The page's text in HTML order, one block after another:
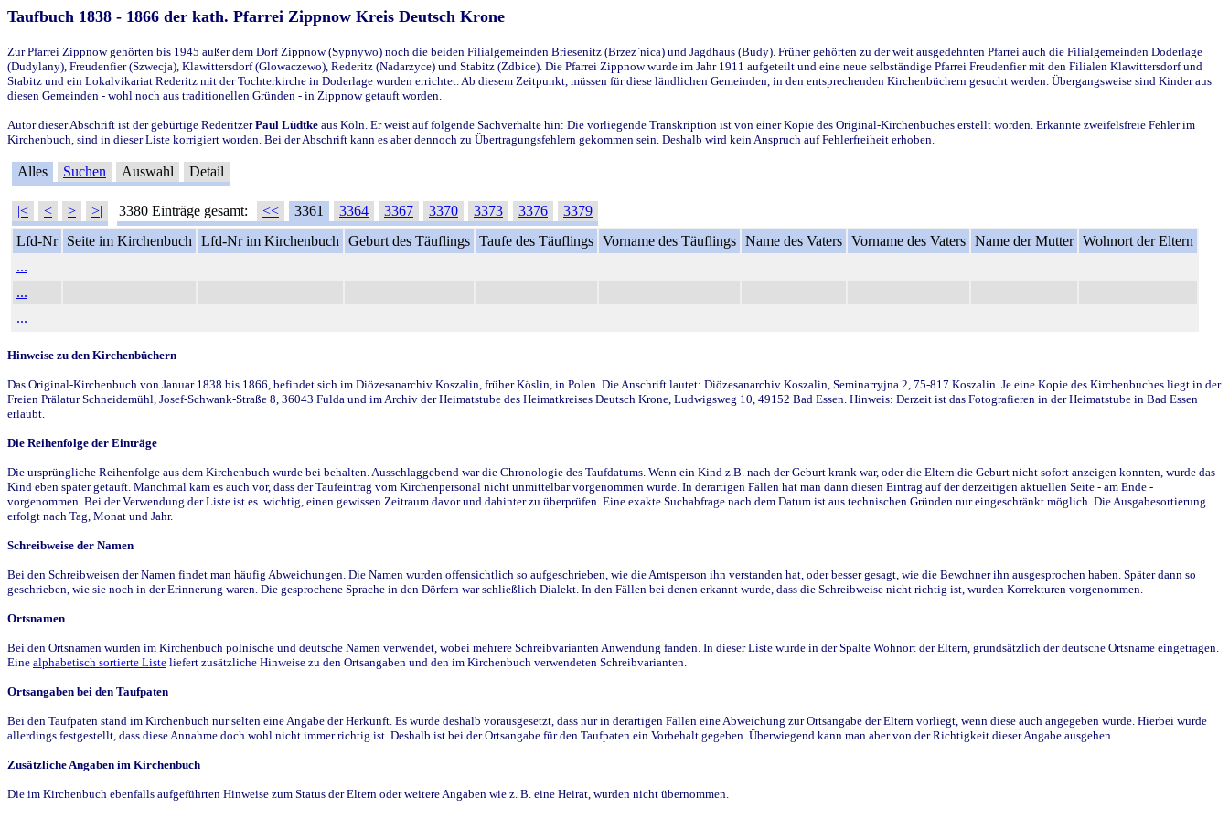
Taufbuch 1838 - 1866 der kath. Pfarrei Zippnow Kreis Deutsch Krone
Zur Pfarrei Zippnow gehörten bis 1945 außer dem Dorf Zippnow (Sypnywo) noch die beiden Filialgemeinden Briesenitz (Brzez`nica) und Jagdhaus (Budy). Früher gehörten zu der weit ausgedehnten Pfarrei auch die Filialgemeinden Doderlage
(Dudylany), Freudenfier (Szwecja), Klawittersdorf (Glowaczewo), Rederitz (Nadarzyce) und Stabitz (Zdbice). Die Pfarrei Zippnow wurde im Jahr 1911 aufgeteilt und eine neue selbständige Pfarrei Freudenfier mit den Filialen Klawittersdorf und
Stabitz und ein Lokalvikariat Rederitz mit der Tochterkirche in Doderlage wurden errichtet. Ab diesem Zeitpunkt, müssen für diese ländlichen Gemeinden, in den entsprechenden Kirchenbüchern gesucht werden. Übergangsweise sind Kinder aus
diesen Gemeinden - wohl noch aus traditionellen Gründen - in Zippnow getauft worden.
Autor dieser Abschrift ist der gebürtige RederitzerPaul Lüdtke aus Köln. Er weist auf folgende Sachverhalte hin: Die vorliegende Transkription ist von einer Kopie des Original-Kirchenbuches erstellt worden. Erkannte zweifelsfreie Fehler im
Kirchenbuch, sind in dieser Liste korrigiert worden. Bei der Abschrift kann es aber dennoch zu Übertragungsfehlern gekommen sein. Deshalb wird kein Anspruch auf Fehlerfreiheit erhoben.
Alles Suchen Auswahl Detail
|< < > >| 3380 Einträge gesamt: << 3361 3364 3367 3370 3373 3376
3379
Lfd-Nr
Seite im Kirchenbuch Lfd-Nr im Kirchenbuch Geburt des Täuflings Taufe des Täuflings Vorname des Täuflings Name des Vaters Vorname des Vaters Name der Mutter Wohnort der Eltern
...
...
...
Hinweise zu den Kirchenbüchern
Das Original-Kirchenbuch von Januar 1838 bis 1866, befindet sich im Diözesanarchiv Koszalin, früher Köslin, in Polen. Die Anschrift lautet: Diözesanarchiv Koszalin, Seminarryjna 2, 75-817 Koszalin. Je eine Kopie des Kirchenbuches liegt in der
Freien Prälatur Schneidemühl, Josef-Schwank-Straße 8, 36043 Fulda und im Archiv der Heimatstube des Heimatkreises Deutsch Krone, Ludwigsweg 10, 49152 Bad Essen. Hinweis: Derzeit ist das Fotografieren in der Heimatstube in Bad Essen
erlaubt.
Die Reihenfolge der Einträge
Die ursprüngliche Reihenfolge aus dem Kirchenbuch wurde bei behalten. Ausschlaggebend war die Chronologie des Taufdatums. Wenn ein Kind z.B. nach der Geburt krank war, oder die Eltern die Geburt nicht sofort anzeigen konnten, wurde das
Kind eben später getauft. Manchmal kam es auch vor, dass der Taufeintrag vom Kirchenpersonal nicht unmittelbar vorgenommen wurde. In derartigen Fällen hat man dann diesen Eintrag auf der derzeitigen aktuellen Seite - am Ende -
vorgenommen. Bei der Verwendung der Liste ist es wichtig, einen gewissen Zeitraum davor und dahinter zu überprüfen. Eine exakte Suchabfrage nach dem Datum ist aus technischen Gründen nur eingeschränkt möglich. Die Ausgabesortierung
erfolgt nach Tag, Monat und Jahr.
Schreibweise der Namen
Bei den Schreibweisen der Namen findet man häufig Abweichungen. Die Namen wurden offensichtlich so aufgeschrieben, wie die Amtsperson ihn verstanden hat, oder besser gesagt, wie die Bewohner ihn ausgesprochen haben. Später dann so
geschrieben, wie sie noch in der Erinnerung waren. Die gesprochene Sprache in den Dörfern war schließlich Dialekt. In den Fällen bei denen erkannt wurde, dass die Schreibweise nicht richtig ist, wurden Korrekturen vorgenommen.
Ortsnamen
Bei den Ortsnamen wurden im Kirchenbuch polnische und deutsche Namen verwendet, wobei mehrere Schreibvarianten Anwendung fanden. In dieser Liste wurde in der Spalte Wohnort der Eltern, grundsätzlich der deutsche Ortsname eingetragen.
Eine alphabetisch sortierte Liste liefert zusätzliche Hinweise zu den Ortsangaben und den im Kirchenbuch verwendeten Schreibvarianten.
Ortsangaben bei den Taufpaten
Bei den Taufpaten stand im Kirchenbuch nur selten eine Angabe der Herkunft. Es wurde deshalb vorausgesetzt, dass nur in derartigen Fällen eine Abweichung zur Ortsangabe der Eltern vorliegt, wenn diese auch angegeben wurde. Hierbei wurde
allerdings festgestellt, dass diese Annahme doch wohl nicht immer richtig ist. Deshalb ist bei der Ortsangabe für den Taufpaten ein Vorbehalt gegeben. Überwiegend kann man aber von der Richtigkeit dieser Angabe ausgehen.
Zusätzliche Angaben im Kirchenbuch
Die im Kirchenbuch ebenfalls aufgeführten Hinweise zum Status der Eltern oder weitere Angaben wie z. B. eine Heirat, wurden nicht übernommen.